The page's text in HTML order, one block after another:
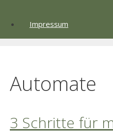
Impressum
Automate
3 Schritte für